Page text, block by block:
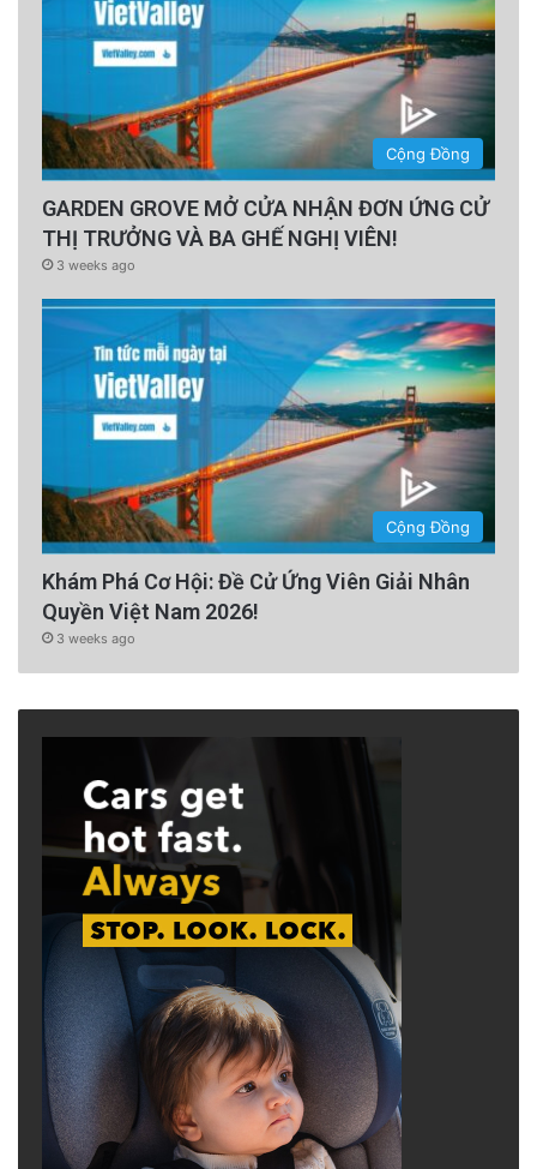
Cộng Đồng
GARDEN GROVE MỞ CỬA NHẬN ĐƠN ỨNG CỬ
THỊ TRƯỞNG VÀ BA GHẾ NGHỊ VIÊN!
3 weeks ago
Cộng Đồng
Khám Phá Cơ Hội: Đề Cử Ứng Viên Giải Nhân
Quyền Việt Nam 2026!
3 weeks ago